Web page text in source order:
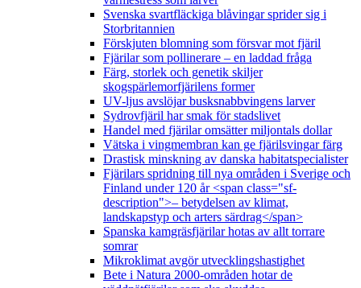
Svenska svartfläckiga blåvingar sprider sig i
Storbritannien
Förskjuten blomning som försvar mot fjäril
Fjärilar som pollinerare – en laddad fråga
Färg, storlek och genetik skiljer
skogspärlemorfjärilens former
UV-ljus avslöjar busksnabbvingens larver
Sydrovfjäril har smak för stadslivet
Handel med fjärilar omsätter miljontals dollar
Vätska i vingmembran kan ge fjärilsvingar färg
Drastisk minskning av danska habitatspecialister
Fjärilars spridning till nya områden i Sverige och
Finland under 120 år <span class="sf-
description">– betydelsen av klimat,
landskapstyp och arters särdrag</span>
Spanska kamgräsfjärilar hotas av allt torrare
somrar
Mikroklimat avgör utvecklingshastighet
Bete i Natura 2000-områden hotar de